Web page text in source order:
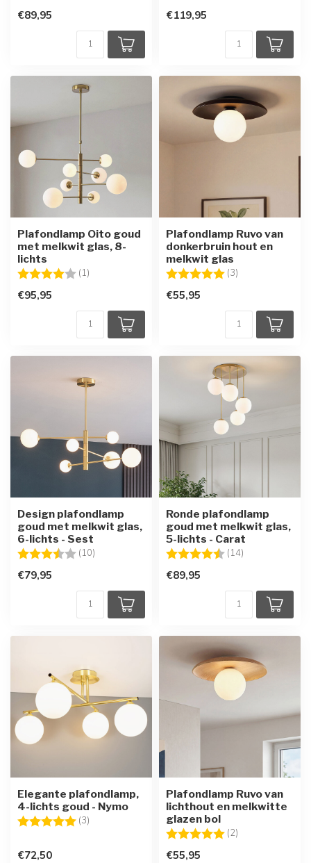
€89,95 €119,95
Plafondlamp Oito goud
met melkwit glas, 8-
lichts
Beoordeling: (1)
€95,95
Plafondlamp Ruvo van
donkerbruin hout en
melkwit glas
Beoordeling: (3)
€55,95
Design plafondlamp
goud met melkwit glas,
6-lichts - Sest
Beoordeling: (10)
€79,95
Ronde plafondlamp
goud met melkwit glas,
5-lichts - Carat
Beoordeling: (14)
€89,95
Elegante plafondlamp,
4-lichts goud - Nymo
Beoordeling: (3)
€72,50
Plafondlamp Ruvo van
lichthout en melkwitte
glazen bol
Beoordeling: (2)
€55,95